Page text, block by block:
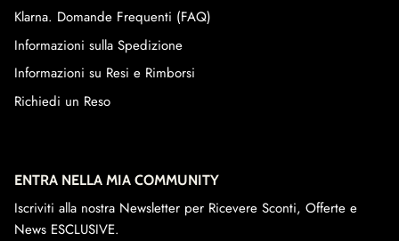
Klarna. Domande Frequenti (FAQ)
Informazioni sulla Spedizione
Informazioni su Resi e Rimborsi
Richiedi un Reso
ENTRA NELLA MIA COMMUNITY
Iscriviti alla nostra Newsletter per Ricevere Sconti, Offerte e
News ESCLUSIVE.